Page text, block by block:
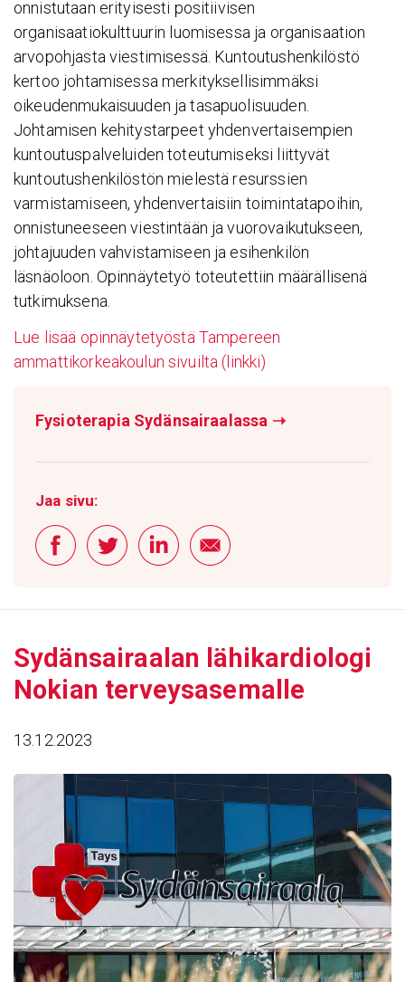
onnistutaan erityisesti positiivisen
organisaatiokulttuurin luomisessa ja organisaation
arvopohjasta viestimisessä. Kuntoutushenkilöstö
kertoo johtamisessa merkityksellisimmäksi
oikeudenmukaisuuden ja tasapuolisuuden.
Johtamisen kehitystarpeet yhdenvertaisempien
kuntoutuspalveluiden toteutumiseksi liittyvät
kuntoutushenkilöstön mielestä resurssien
varmistamiseen, yhdenvertaisiin toimintatapoihin,
onnistuneeseen viestintään ja vuorovaikutukseen,
johtajuuden vahvistamiseen ja esihenkilön
läsnäoloon. Opinnäytetyö toteutettiin määrällisenä
tutkimuksena.
Lue lisää opinnäytetyöstä Tampereen
ammattikorkeakoulun sivuilta (linkki)
Fysioterapia Sydänsairaalassa ➝
Jaa sivu:
Sydän­sai­raalan lähi­kar­dio­logi
Nokian terveys­a­se­malle
13.12.2023